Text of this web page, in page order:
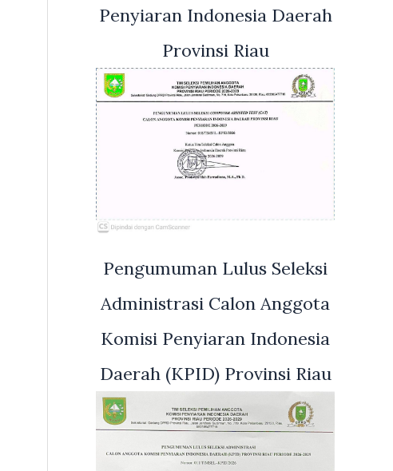
Penyiaran Indonesia Daerah
Provinsi Riau
Pengumuman Lulus Seleksi
Administrasi Calon Anggota
Komisi Penyiaran Indonesia
Daerah (KPID) Provinsi Riau